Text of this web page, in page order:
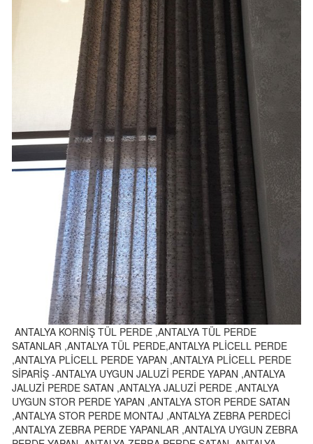
ANTALYA KORNİŞ TÜL PERDE ,ANTALYA TÜL PERDE
SATANLAR ,ANTALYA TÜL PERDE,ANTALYA PLİCELL PERDE
,ANTALYA PLİCELL PERDE YAPAN ,ANTALYA PLİCELL PERDE
SİPARİŞ -ANTALYA UYGUN JALUZİ PERDE YAPAN ,ANTALYA
JALUZİ PERDE SATAN ,ANTALYA JALUZİ PERDE ,ANTALYA
UYGUN STOR PERDE YAPAN ,ANTALYA STOR PERDE SATAN
,ANTALYA STOR PERDE MONTAJ ,ANTALYA ZEBRA PERDECİ
,ANTALYA ZEBRA PERDE YAPANLAR ,ANTALYA UYGUN ZEBRA